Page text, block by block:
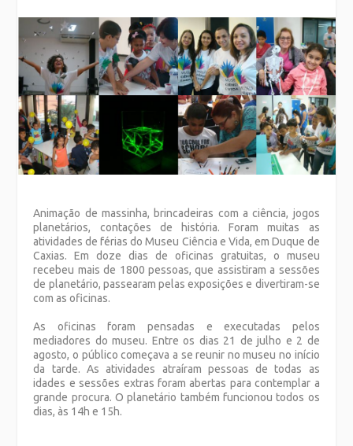
Animação de massinha, brincadeiras com a ciência, jogos
planetários, contações de história. Foram muitas as
atividades de férias do Museu Ciência e Vida, em Duque de
Caxias. Em doze dias de oficinas gratuitas, o museu
recebeu mais de 1800 pessoas, que assistiram a sessões
de planetário, passearam pelas exposições e divertiram-se
com as oficinas.
As oficinas foram pensadas e executadas pelos
mediadores do museu. Entre os dias 21 de julho e 2 de
agosto, o público começava a se reunir no museu no início
da tarde. As atividades atraíram pessoas de todas as
idades e sessões extras foram abertas para contemplar a
grande procura. O planetário também funcionou todos os
dias, às 14h e 15h.